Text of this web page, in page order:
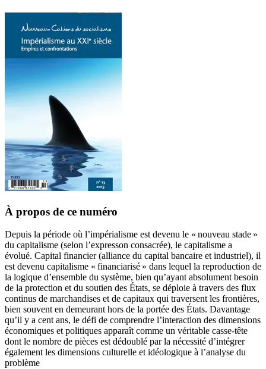
À propos de ce numéro
Depuis la période où l’impérialisme est devenu le « nouveau stade »
du capitalisme (selon l’expresson consacrée), le capitalisme a
évolué. Capital financier (alliance du capital bancaire et industriel), il
est devenu capitalisme « financiarisé » dans lequel la reproduction de
la logique d’ensemble du système, bien qu’ayant absolument besoin
de la protection et du soutien des États, se déploie à travers des flux
continus de marchandises et de capitaux qui traversent les frontières,
bien souvent en demeurant hors de la portée des États. Davantage
qu’il y a cent ans, le défi de comprendre l’interaction des dimensions
économiques et politiques apparaît comme un véritable casse-tête
dont le nombre de pièces est dédoublé par la nécessité d’intégrer
également les dimensions culturelle et idéologique à l’analyse du
problème